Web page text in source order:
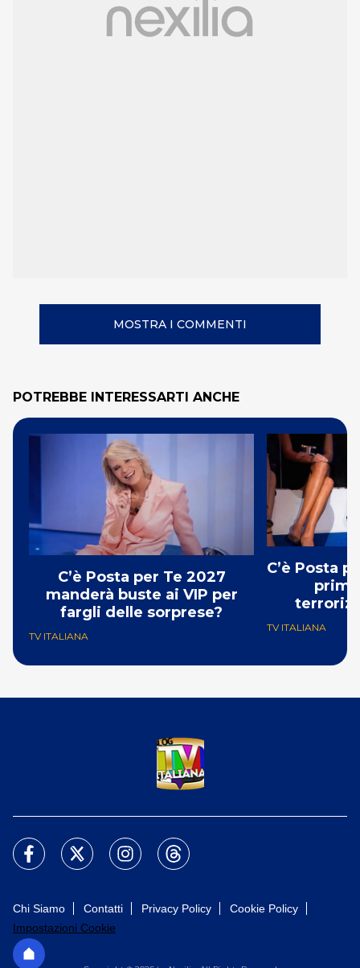
MOSTRA I COMMENTI
POTREBBE INTERESSARTI ANCHE
C’è Posta per Te 2027
manderà buste ai VIP per
fargli delle sorprese?
TV ITALIANA
C’è Posta
TV ITALIANA
Chi Siamo Contatti Privacy Policy
Cookie Policy
Impostazioni Cookie